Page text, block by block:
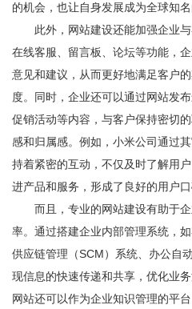
的机会，也让自身发展成为全球知名
此外，网站建设还能加强企业
在线客服、留言板、论坛等功能，
意见和建议，从而更好地满足客户
度。同时，企业还可以通过网站发
促销活动等内容，与客户保持密切
感和归属感。例如，小米公司通过
持着紧密的互动，不仅及时了解用
进产品和服务，形成了良好的用户口
而且，专业的网站建设有助于
率。通过搭建企业内部管理系统，
供应链管理（SCM）系统、办公自
现信息的快速传递和共享，优化业
网站还可以作为企业知识管理的平